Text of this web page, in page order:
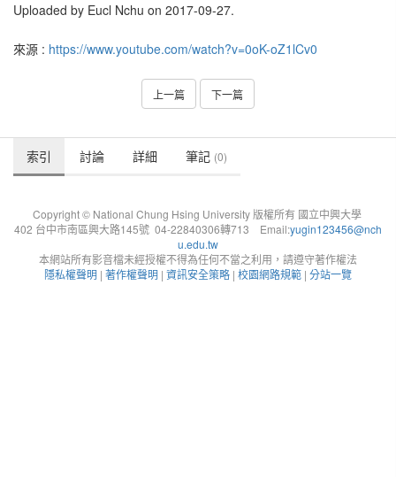
Uploaded by Eucl Nchu on 2017-09-27.
來源 : https://www.youtube.com/watch?v=0oK-oZ1lCv0
上一篇 下一篇
索引 討論 詳細 筆記 (0)
Copyright © National Chung Hsing University 版權所有 國立中興大學
402 台中市南區興大路145號 04-22840306轉713 Email:yugin123456@nch
u.edu.tw
本網站所有影音檔未經授權不得為任何不當之利用，請遵守著作權法
隱私權聲明 | 著作權聲明 | 資訊安全策略 | 校園網路規範 | 分站一覽